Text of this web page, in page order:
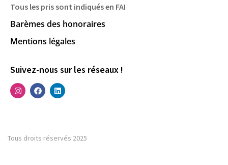
Tous les pris sont indiqués en FAI
Barèmes des honoraires
Mentions légales
Suivez-nous sur les réseaux !
Tous droits réservés 2025